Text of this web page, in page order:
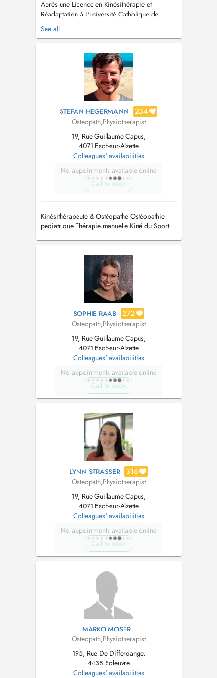
Après une Licence en Kinésithérapie et
Réadaptation à L'université Catholique de
Louvain (UCL)achevée en 2001, j'ai poursuivi
une formation au Sutherland College of
Ostéopathe D.O. en 2007....
See all
STEFAN HEGERMANN 234
Osteopath,Physiotherapist
19, Rue Guillaume Capus,
4071 Esch-sur-Alzette
Colleagues' availabilities
No appointments available online
Call to book
Kinésithérapeute & Ostéopathe Ostéopathie
pediatrique Thérapie manuelle Kiné du Sport
SOPHIE RAAB 272
Osteopath,Physiotherapist
19, Rue Guillaume Capus,
4071 Esch-sur-Alzette
Colleagues' availabilities
No appointments available online
Call to book
LYNN STRASSER 316
Osteopath,Physiotherapist
19, Rue Guillaume Capus,
4071 Esch-sur-Alzette
Colleagues' availabilities
No appointments available online
Call to book
MARKO MOSER
Osteopath,Physiotherapist
195, Rue De Differdange,
4438 Soleuvre
Colleagues' availabilities